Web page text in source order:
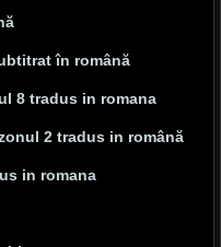
în română
8 tradus in romana
2 tradus in română
in romana